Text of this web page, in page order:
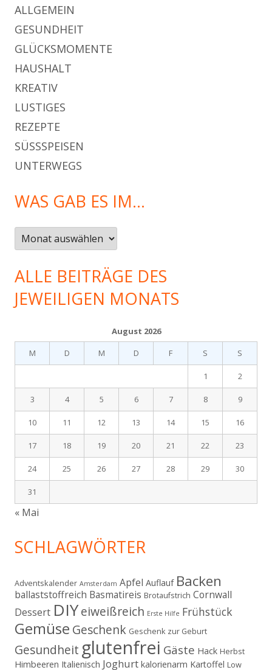
ALLGEMEIN
GESUNDHEIT
GLÜCKSMOMENTE
HAUSHALT
KREATIV
LUSTIGES
REZEPTE
SÜSSSPEISEN
UNTERWEGS
WAS GAB ES IM…
Was
gab
es
im…
ALLE BEITRÄGE DES
JEWEILIGEN MONATS
August 2026
M
D M D F S S
1 2
3 4 5 6 7 8 9
10 11 12 13 14 15 16
17 18 19 20 21 22 23
24 25 26 27 28 29 30
31
« Mai
SCHLAGWÖRTER
Adventskalender Amsterdam Apfel Auflauf Backen
ballaststoffreich Basmatireis Brotaufstrich Cornwall
Dessert DIYeiweißreich Erste Hilfe Frühstück
Gemüse Geschenk Geschenk zur Geburt
Gesundheit glutenfrei Gäste Hack Herbst
Himbeeren Italienisch Joghurt kalorienarm Kartoffel Low